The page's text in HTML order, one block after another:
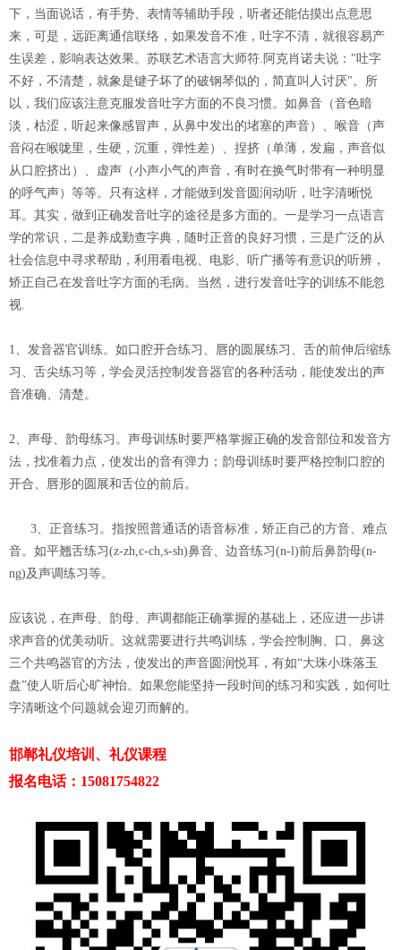
下，当面说话，有手势、表情等辅助手段，听者还能估摸出点意思
来，可是，远距离通信联络，如果发音不准，吐字不清，就很容易产
生误差，影响表达效果。苏联艺术语言大师符.阿克肖诺夫说："吐字
不好，不清楚，就象是键子坏了的破钢琴似的，简直叫人讨厌"。所
以，我们应该注意克服发音吐字方面的不良习惯。如鼻音（音色暗
淡，枯涩，听起来像感冒声，从鼻中发出的堵塞的声音）、喉音（声
音闷在喉咙里，生硬，沉重，弹性差）、捏挤（单薄，发扁，声音似
从口腔挤出）、虚声（小声小气的声音，有时在换气时带有一种明显
的呼气声）等等。只有这样，才能做到发音圆润动听，吐字清晰悦
耳。其实，做到正确发音吐字的途径是多方面的。一是学习一点语言
学的常识，二是养成勤查字典，随时正音的良好习惯，三是广泛的从
社会信息中寻求帮助，利用看电视、电影、听广播等有意识的听辨，
矫正自己在发音吐字方面的毛病。当然，进行发音吐字的训练不能忽
视.
1、发音器官训练。如口腔开合练习、唇的圆展练习、舌的前伸后缩练
习、舌尖练习等，学会灵活控制发音器官的各种活动，能使发出的声
音准确、清楚。
2、声母、韵母练习。声母训练时要严格掌握正确的发音部位和发音方
法，找准着力点，使发出的音有弹力；韵母训练时要严格控制口腔的
开合、唇形的圆展和舌位的前后。
3、正音练习。指按照普通话的语音标准，矫正自己的方音、难点
音。如平翘舌练习(z-zh,c-ch,s-sh)鼻音、边音练习(n-l)前后鼻韵母(n-
ng)及声调练习等。
应该说，在声母、韵母、声调都能正确掌握的基础上，还应进一步讲
求声音的优美动听。这就需要进行共鸣训练，学会控制胸、口、鼻这
三个共鸣器官的方法，使发出的声音圆润悦耳，有如“大珠小珠落玉
盘”使人听后心旷神怡。如果您能坚持一段时间的练习和实践，如何吐
字清晰这个问题就会迎刃而解的。
邯郸礼仪培训、礼仪课程
报名电话：15081754822